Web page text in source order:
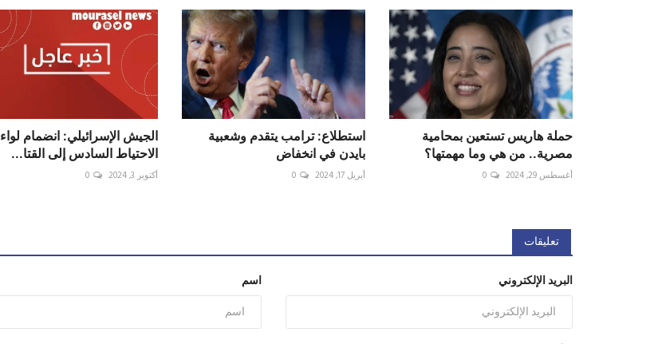
حملة هاريس تستعين بمحامية
مصرية.. من هي وما مهمتها؟
أغسطس 29, 2024 0
استطلاع: ترامب يتقدم وشعبية
بايدن في انخفاض
أبريل 17, 2024 0
الجيش الإسرائيلي: انضمام لواء
الاحتياط السادس إلى القتا...
أكتوبر 3, 2024 0
تعليقات
اسم البريد الإلكتروني